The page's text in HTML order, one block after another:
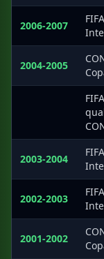
2006-2007
2004-2005
2003-2004
2002-2003
2001-2002